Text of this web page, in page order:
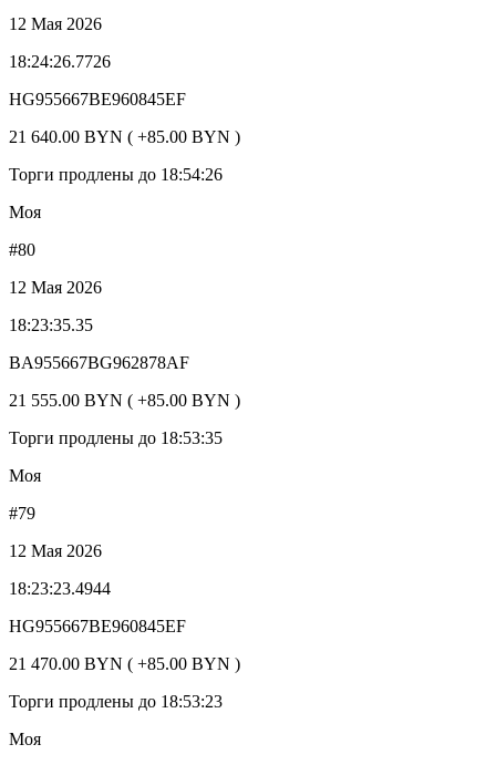
12 Мая 2026
18:24:26.7726
HG955667BE960845EF
21 640.00 BYN ( +85.00 BYN )
Торги продлены до 18:54:26
Моя
#80
12 Мая 2026
18:23:35.35
BA955667BG962878AF
21 555.00 BYN ( +85.00 BYN )
Торги продлены до 18:53:35
Моя
#79
12 Мая 2026
18:23:23.4944
HG955667BE960845EF
21 470.00 BYN ( +85.00 BYN )
Торги продлены до 18:53:23
Моя